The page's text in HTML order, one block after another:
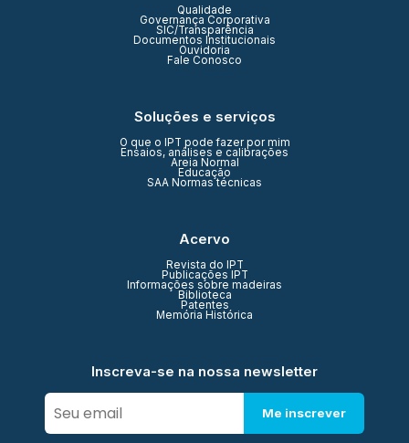
Qualidade
Governança Corporativa
SIC/Transparência
Documentos Institucionais
Ouvidoria
Fale Conosco
Soluções e serviços
O que o IPT pode fazer por mim
Ensaios, análises e calibrações
Areia Normal
Educação
SAA Normas técnicas
Acervo
Revista do IPT
Publicações IPT
Informações sobre madeiras
Biblioteca
Patentes
Memória Histórica
Inscreva-se na nossa newsletter
Me inscrever